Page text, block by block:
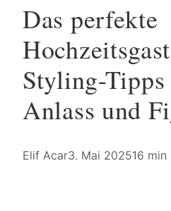
Das perfekte
Styling-
Anlass und
Elif Acar3. Mai 202516 min